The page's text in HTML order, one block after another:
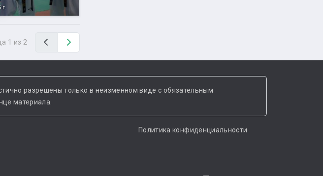
г.
1 из 2 Назад
разрешены только в неизменном виде с обязательным
материала.
Политика конфиденциальности